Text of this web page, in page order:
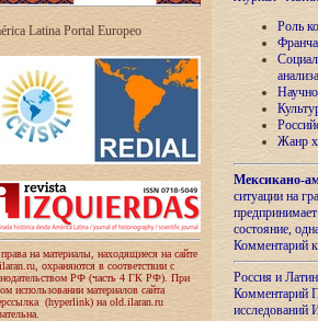
Latina Portal Europeo
на материалы, находящиеся на сайте
охраняются в соответствии с
РФ (часть 4 ГК РФ). При
использовании материалов сайта
(hyperlink) на old.ilaran.ru
Роль
анализа
Жанр
Мексикано-
ситуации на
состояние,
Комментарий
Россия и
Комментарий